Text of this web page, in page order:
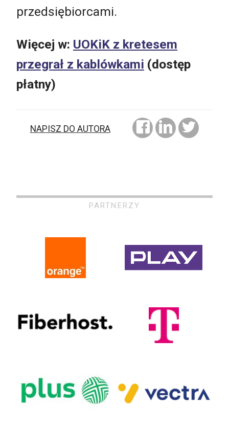
przedsiębiorcami.
Więcej w: UOKiK z kretesem
przegrał z kablówkami (dostęp
płatny)
NAPISZ DO AUTORA
PARTNERZY